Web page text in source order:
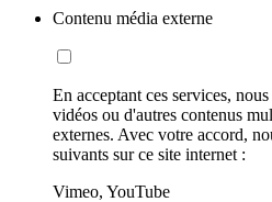
Contenu média externe
En acceptant ces services,
vidéos ou d'autres contenus
externes. Avec votre accord,
suivants sur ce site internet :
Vimeo, YouTube